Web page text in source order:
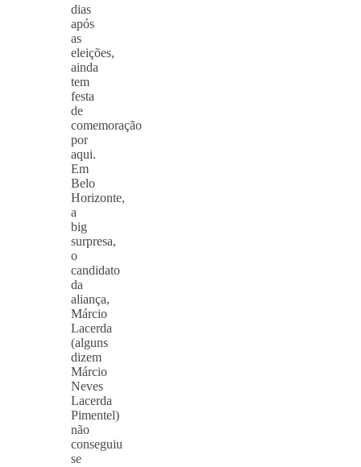
dias
após
as
eleições,
ainda
tem
festa
de
comemoração
por
aqui.
Em
Belo
Horizonte,
a
big
surpresa,
o
candidato
da
aliança,
Márcio
Lacerda
(alguns
dizem
Márcio
Neves
Lacerda
Pimentel)
não
conseguiu
se